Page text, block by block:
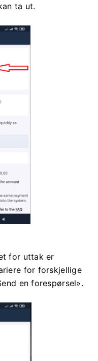
ta ut.
for uttak er
for forskjellige
en forespørsel».